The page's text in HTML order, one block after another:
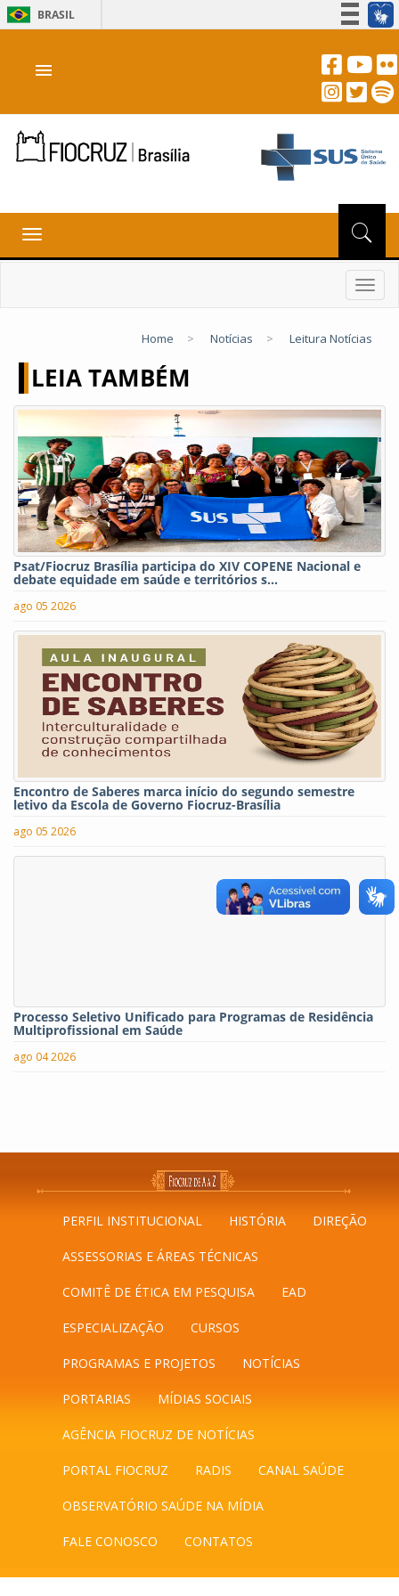
BRASIL
Acesso à informação
Canais
menu
Toggle
navigation
Home > Notícias > Leitura Notícias
LEIA TAMBÉM
Psat/Fiocruz Brasília participa do XIV COPENE Nacional e
debate equidade em saúde e territórios s...
ago 05 2026
Encontro de Saberes marca início do segundo semestre
letivo da Escola de Governo Fiocruz-Brasília
ago 05 2026
Processo Seletivo Unificado para Programas de Residência
Multiprofissional em Saúde
ago 04 2026
PERFIL INSTITUCIONAL HISTÓRIA DIREÇÃO
ASSESSORIAS E ÁREAS TÉCNICAS
COMITÊ DE ÉTICA EM PESQUISA EAD
ESPECIALIZAÇÃO CURSOS
PROGRAMAS E PROJETOS NOTÍCIAS
PORTARIAS MÍDIAS SOCIAIS
AGÊNCIA FIOCRUZ DE NOTÍCIAS
PORTAL FIOCRUZ RADIS CANAL SAÚDE
OBSERVATÓRIO SAÚDE NA MÍDIA
FALE CONOSCO CONTATOS